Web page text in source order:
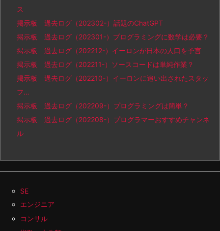
ス
掲示板 過去ログ（202302-）話題のChatGPT
掲示板 過去ログ（202301-）プログラミングに数学は必要？
掲示板 過去ログ（202212-）イーロンが日本の人口を予言
掲示板 過去ログ（202211-）ソースコードは単純作業？
掲示板 過去ログ（202210-）イーロンに追い出されたスタッ
フ…
掲示板 過去ログ（202209-）プログラミングは簡単？
掲示板 過去ログ（202208-）プログラマーおすすめチャンネ
ル
SE
エンジニア
コンサル